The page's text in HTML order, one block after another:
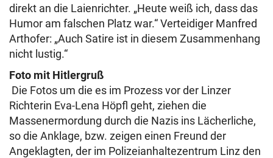
direkt an die Laienrichter. „Heute weiß ich, dass das
Humor am falschen Platz war.“ Verteidiger Manfred
Arthofer: „Auch Satire ist in diesem Zusammenhang
nicht lustig.“
Foto mit Hitlergruß
Die Fotos um die es im Prozess vor der Linzer
Richterin Eva-Lena Höpfl geht, ziehen die
Massenermordung durch die Nazis ins Lächerliche,
so die Anklage, bzw. zeigen einen Freund der
Angeklagten, der im Polizeianhaltezentrum Linz den